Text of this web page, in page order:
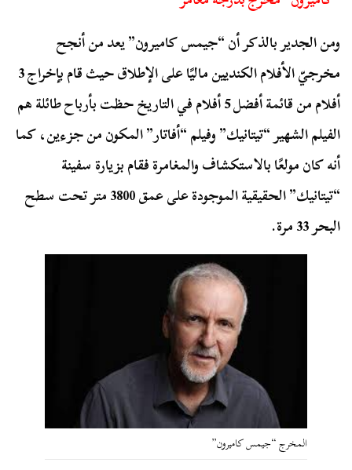
ومن الجدير بالذكر أن “جيمس كاميرون” يعد من أنجح
مخرجيّ الأفلام الكنديين ماليًا على الإطلاق حيث قام بإخراج 3
أفلام من قائمة أفضل 5 أفلام في التاريخ حظت بأرباح طائلة هم
الفيلم الشهير “تيتانيك” وفيلم “أفاتار” المكون من جزءين، كما
أنه كان مولعًا بالاستكشاف والمغامرة فقام بزيارة سفينة
“تيتانيك” الحقيقية الموجودة على عمق 3800 متر تحت سطح
البحر 33 مرة.
المخرج “جيمس كاميرون”